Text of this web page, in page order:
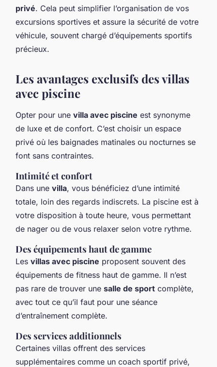
privé. Cela peut simplifier l’organisation de vos
excursions sportives et assure la sécurité de votre
véhicule, souvent chargé d’équipements sportifs
précieux.
Les avantages exclusifs des villas
avec piscine
Opter pour une villa avec piscine est synonyme
de luxe et de confort. C’est choisir un espace
privé où les baignades matinales ou nocturnes se
font sans contraintes.
Intimité et confort
Dans une villa, vous bénéficiez d’une intimité
totale, loin des regards indiscrets. La piscine est à
votre disposition à toute heure, vous permettant
de nager ou de vous relaxer selon votre rythme.
Des équipements haut de gamme
Les villas avec piscine proposent souvent des
équipements de fitness haut de gamme. Il n’est
pas rare de trouver une salle de sport complète,
avec tout ce qu’il faut pour une séance
d’entraînement complète.
Des services additionnels
Certaines villas offrent des services
supplémentaires comme un coach sportif privé,